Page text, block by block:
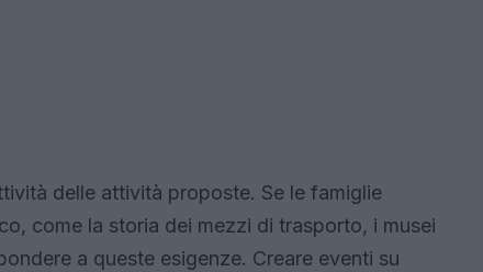
delle attività proposte. Se le famiglie
come la storia dei mezzi di trasporto, i musei
a queste esigenze. Creare eventi su